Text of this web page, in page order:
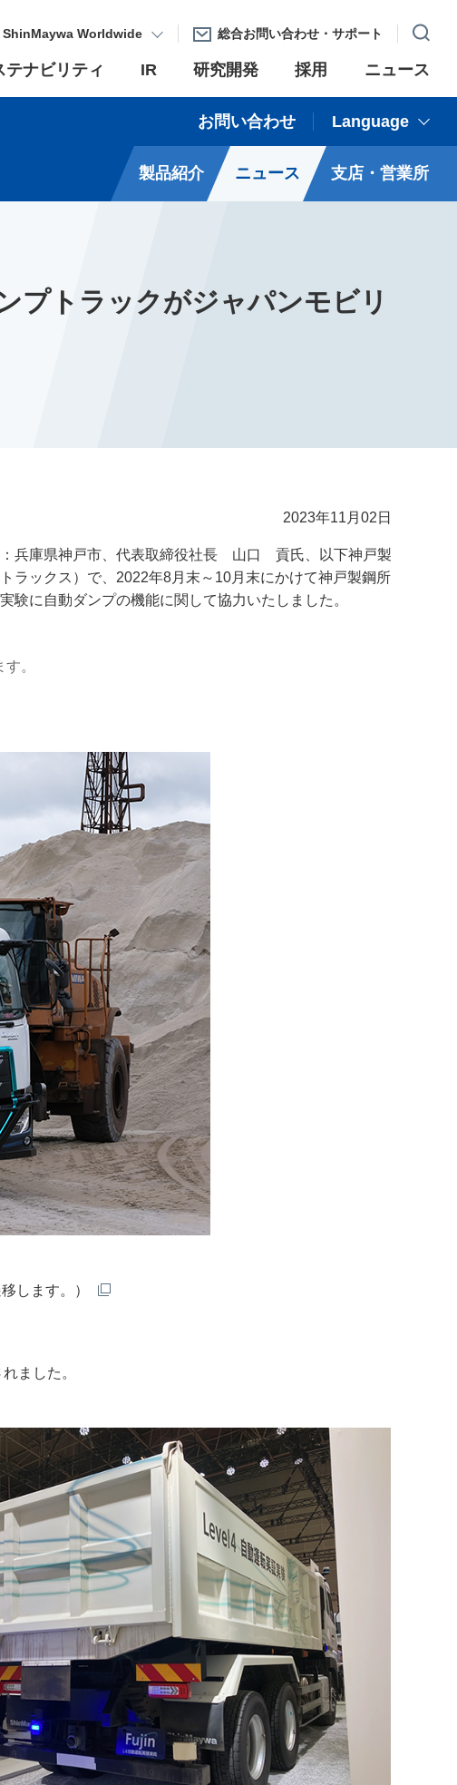
テナビリティ IR 研究開発 採用 ニュース
ShinMaywa Worldwide 総合お問い合わせ・サポート
お問い合わせ Language
製品紹介 ニュース 支店・営業所
プトラックがジャパンモビリ
2023年11月02日
兵庫県神戸市、代表取締役社長 山口 貢氏、以下神戸製
ックス）で、2022年8月末～10月末にかけて神戸製鋼所
に自動ダンプの機能に関して協力いたしました。
。
します。）
ました。